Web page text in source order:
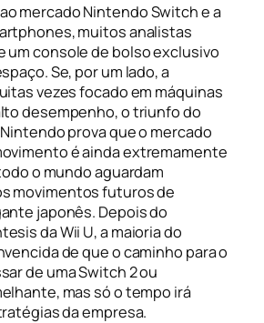
mercado Nintendo Switch e a
muitos analistas
um console de bolso exclusivo
Se, por um lado, a
vezes focado em máquinas
desempenho, o triunfo do
prova que o mercado
é ainda extremamente
o mundo aguardam
movimentos futuros de
japonês. Depois do
da Wii U, a maioria do
de que o caminho para o
de uma Switch 2 ou
mas só o tempo irá
da empresa.